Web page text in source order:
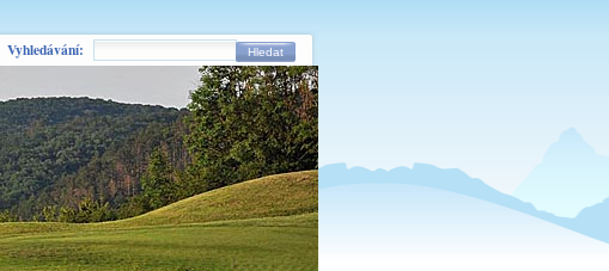
Vyhledávání: Hledat